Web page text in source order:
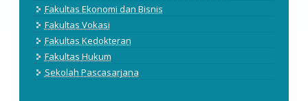
Fakultas Ekonomi dan Bisnis
Fakultas Vokasi
Fakultas Kedokteran
Fakultas Hukum
Sekolah Pascasarjana